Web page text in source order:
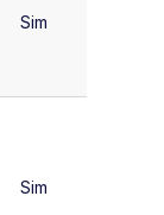
Sim
Sim